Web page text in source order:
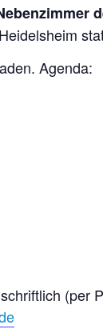
Agenda:
(per